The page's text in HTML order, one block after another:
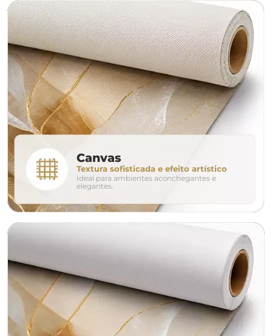
largura aproximada
160cm 200cm
280cm 320cm
conjunto
avulso duo
o tamanho ideal para o seu ambiente é
Canvas
Textura sofisticada e efeito artístico
Ideal para ambientes aconchegantes e
elegantes.